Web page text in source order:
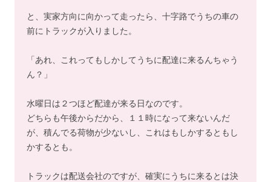
と、実家方向に向かって走ったら、十字路でうちの車の
前にトラックが入りました。
「あれ、これってもしかしてうちに配達に来るんちゃう
ん？」
水曜日は２つほど配達が来る日なのです。
どちらも午後からだから、１１時になって来ないんだ
が、積んでる荷物が少ないし、これはもしかするともし
かするとも。
トラックは配送会社のですが、確実にうちに来るとは決